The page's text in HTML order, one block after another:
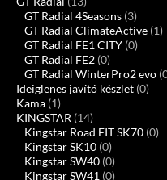
GT Radial 4Seasons (3)
GT Radial ClimateActive (1)
GT Radial FE1 CITY (0)
GT Radial FE2 (0)
GT Radial WinterPro2 evo
Ideiglenes javító készlet (0)
Kama (1)
KINGSTAR (14)
Kingstar Road FIT SK70 (0)
Kingstar SK10 (0)
Kingstar SW40 (0)
Kingstar SW41 (0)